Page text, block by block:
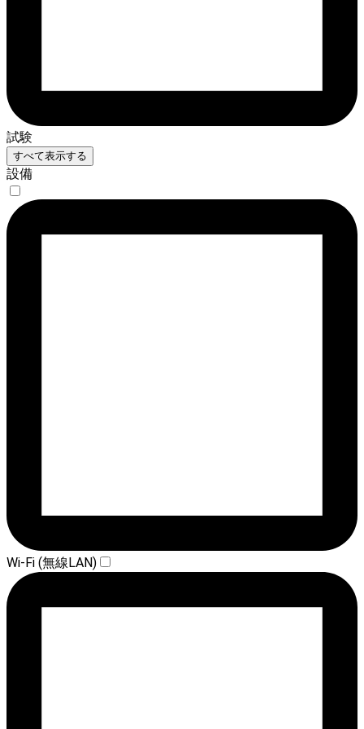
試験
すべて表示する
設備
Wi-Fi (無線LAN)